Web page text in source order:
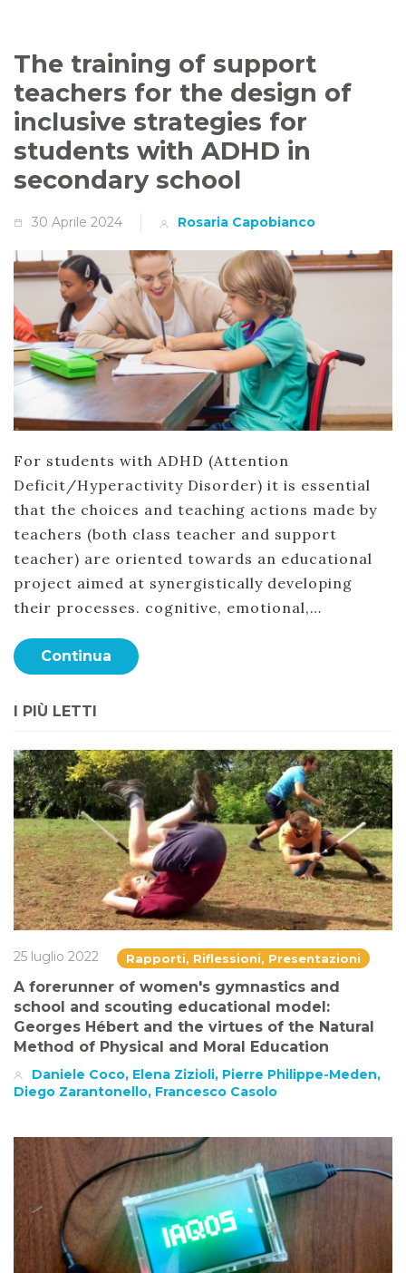
The training of support
teachers for the design of
inclusive strategies for
students with ADHD in
secondary school
30 Aprile 2024 Rosaria Capobianco
For students with ADHD (Attention
Deficit/Hyperactivity Disorder) it is essential
that the choices and teaching actions made by
teachers (both class teacher and support
teacher) are oriented towards an educational
project aimed at synergistically developing
their processes. cognitive, emotional,…
Continua
I PIÙ LETTI
25 luglio 2022 Rapporti, Riflessioni, Presentazioni
A forerunner of women's gymnastics and
school and scouting educational model:
Georges Hébert and the virtues of the Natural
Method of Physical and Moral Education
Daniele Coco, Elena Zizioli, Pierre Philippe-Meden,
Diego Zarantonello, Francesco Casolo